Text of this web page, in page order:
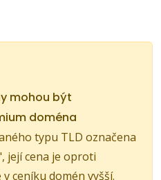
mohou být
doména
typu TLD označena
její cena je oproti
ceníku domén vyšší.